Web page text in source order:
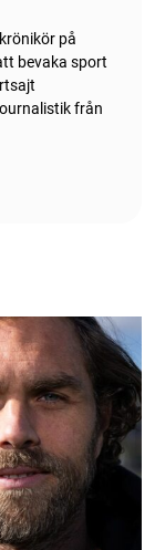
på
bevaka sport
från